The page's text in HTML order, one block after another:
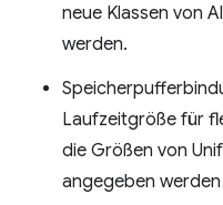
neue Klassen von
werden.
Laufzeitgröße für
die Größen von
angegeben werden